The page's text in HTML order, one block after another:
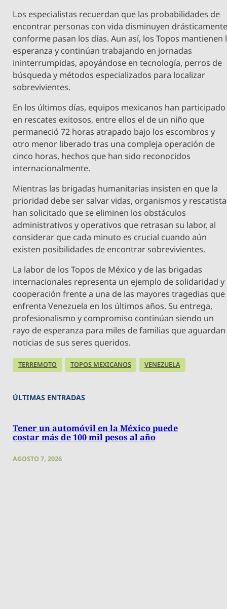
Los especialistas recuerdan que las probabilidades de
encontrar personas con vida disminuyen
conforme pasan los días. Aun así, los Topos mantienen
esperanza y continúan trabajando en jornadas
ininterrumpidas, apoyándose en tecnología, perros de
búsqueda y métodos especializados para localizar
sobrevivientes.
En los últimos días, equipos mexicanos han participado
en rescates exitosos, entre ellos el de un niño que
permaneció 72 horas atrapado bajo los escombros y
otro menor liberado tras una compleja operación de
cinco horas, hechos que han sido reconocidos
internacionalmente.
Mientras las brigadas humanitarias insisten en que la
prioridad debe ser salvar vidas, organismos y
han solicitado que se eliminen los obstáculos
administrativos y operativos que retrasan su labor, al
considerar que cada minuto es crucial cuando aún
existen posibilidades de encontrar sobrevivientes.
La labor de los Topos de México y de las brigadas
internacionales representa un ejemplo de solidaridad y
cooperación frente a una de las mayores tragedias que
enfrenta Venezuela en los últimos años. Su entrega,
profesionalismo y compromiso continúan siendo un
rayo de esperanza para miles de familias que aguardan
noticias de sus seres queridos.
TERREMOTO TOPOS MEXICANOS VENEZUELA
ÚLTIMAS ENTRADAS
Tener un automóvil en la México puede
costar más de 100 mil pesos al año
AGOSTO 7, 2026